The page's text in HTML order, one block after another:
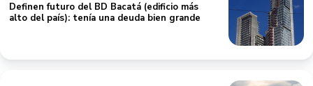
Definen futuro del BD Bacatá (edificio más
alto del país): tenía una deuda bien grande